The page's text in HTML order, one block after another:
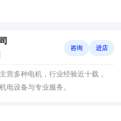
咨询 进店
营多种电机，行业经验近十载，
电设备与专业服务。